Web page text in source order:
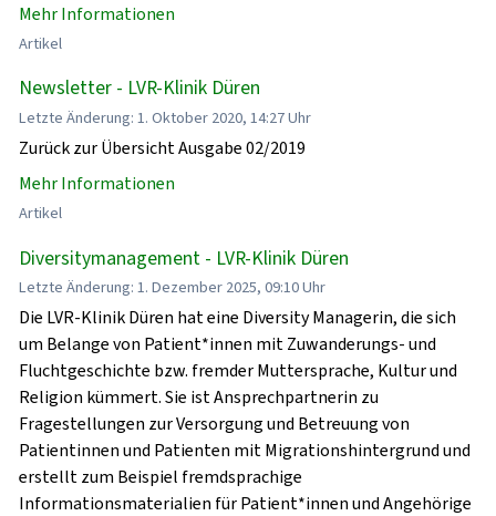
Mehr Informationen
Artikel
Newsletter - LVR-Klinik Düren
Letzte Änderung: 1. Oktober 2020, 14:27 Uhr
Zurück zur Übersicht Ausgabe 02/2019
Mehr Informationen
Artikel
Diversitymanagement - LVR-Klinik Düren
Letzte Änderung: 1. Dezember 2025, 09:10 Uhr
Die LVR-Klinik Düren hat eine Diversity Managerin, die sich
um Belange von Patient*innen mit Zuwanderungs- und
Fluchtgeschichte bzw. fremder Muttersprache, Kultur und
Religion kümmert. Sie ist Ansprechpartnerin zu
Fragestellungen zur Versorgung und Betreuung von
Patientinnen und Patienten mit Migrationshintergrund und
erstellt zum Beispiel fremdsprachige
Informationsmaterialien für Patient*innen und Angehörige